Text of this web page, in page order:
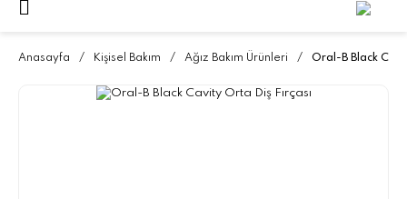
Anasayfa Kişisel Bakım Ağız Bakım Ürünleri Oral-B Black